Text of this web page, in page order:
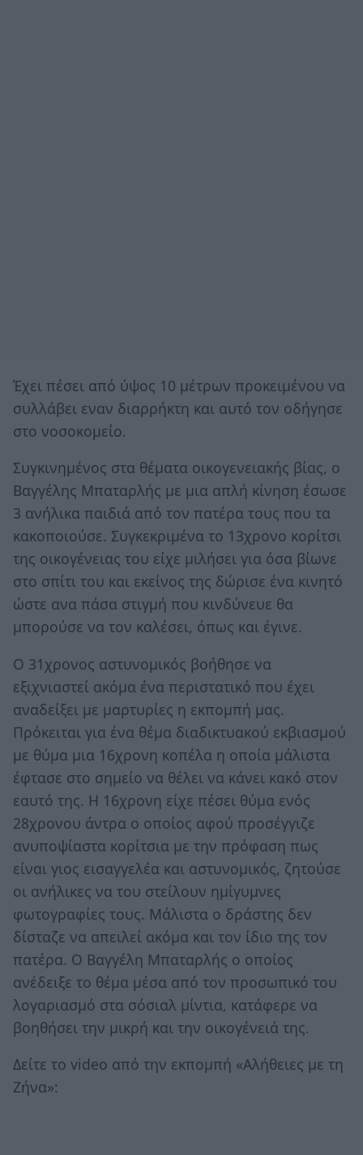
Έχει πέσει από ύψος 10 μέτρων προκειμένου να
συλλάβει εναν διαρρήκτη και αυτό τον οδήγησε
στο νοσοκομείο.
Συγκινημένος στα θέματα οικογενειακής βίας, ο
Βαγγέλης Μπαταρλής με μια απλή κίνηση έσωσε
3 ανήλικα παιδιά από τον πατέρα τους που τα
κακοποιούσε. Συγκεκριμένα το 13χρονο κορίτσι
της οικογένειας του είχε μιλήσει για όσα βίωνε
στο σπίτι του και εκείνος της δώρισε ένα κινητό
ώστε ανα πάσα στιγμή που κινδύνευε θα
μπορούσε να τον καλέσει, όπως και έγινε.
Ο 31χρονος αστυνομικός βοήθησε να
εξιχνιαστεί ακόμα ένα περιστατικό που έχει
αναδείξει με μαρτυρίες η εκπομπή μας.
Πρόκειται για ένα θέμα διαδικτυακού εκβιασμού
με θύμα μια 16χρονη κοπέλα η οποία μάλιστα
έφτασε στο σημείο να θέλει να κάνει κακό στον
εαυτό της. Η 16χρονη είχε πέσει θύμα ενός
28χρονου άντρα ο οποίος αφού προσέγγιζε
ανυποψίαστα κορίτσια με την πρόφαση πως
είναι γιος εισαγγελέα και αστυνομικός, ζητούσε
οι ανήλικες να του στείλουν ημίγυμνες
φωτογραφίες τους. Μάλιστα ο δράστης δεν
δίσταζε να απειλεί ακόμα και τον ίδιο της τον
πατέρα. Ο Βαγγέλη Μπαταρλής ο οποίος
ανέδειξε το θέμα μέσα από τον προσωπικό του
λογαριασμό στα σόσιαλ μίντια, κατάφερε να
βοηθήσει την μικρή και την οικογένειά της.
Δείτε το video από την εκπομπή «Αλήθειες με τη
Ζήνα»: